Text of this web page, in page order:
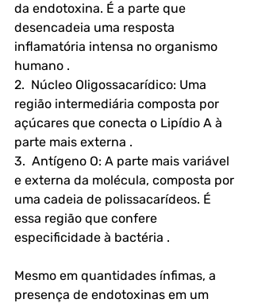
da endotoxina. É a parte que
desencadeia uma resposta
inflamatória intensa no organismo
humano .
2.  Núcleo Oligossacarídico: Uma
região intermediária composta por
açúcares que conecta o Lipídio A à
parte mais externa .
3.  Antígeno O: A parte mais variável
e externa da molécula, composta por
uma cadeia de polissacarídeos. É
essa região que confere
especificidade à bactéria .
Mesmo em quantidades ínfimas, a
presença de endotoxinas em um